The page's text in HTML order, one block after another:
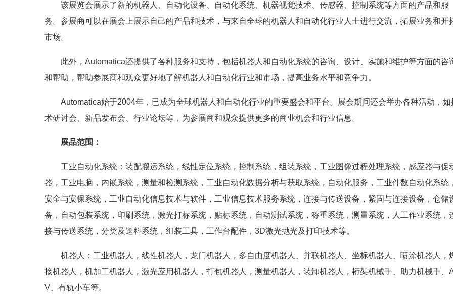
该展览会展示了新的机器人、自动化设备、自动化系统、机器视觉技术、传感器、控制系统等方面的产品和服
务。参展商可以在展会上展示自己的产品和技术，与来自全球的机器人和自动化行业人士进行交流，拓展业务和开
市场。
此外，Automatica还提供了各种服务和支持，包括机器人和自动化系统的咨询、设计、实施和维护等方面的咨
和帮助，帮助参展商和观众更好地了解机器人和自动化行业和市场，提高业务水平和竞争力。
Automatica始于2004年，已成为全球机器人和自动化行业的重要盛会和平台。展会期间还会举办各种活动，如
术研讨会、新品发布会、行业论坛等，为参展商和观众提供更多的商业机会和行业信息。
展品范围：
工业自动化系统：装配搬运系统，线性定位系统，控制系统，组装系统，工业图像过程处理系统，感应器与促
器，工业电脑，内嵌系统，测量和检测系统，工业自动化数据分析与获取系统，自动化服务，工业件数自动化系统，
安全与安保系统，工业自动化信息技术与软件，工业信息技术服务系统，连接与传送设备，紧固与连接设备，仓储
备，自动包装系统，印刷系统，激光打标系统，贴标系统，自动测试系统，称重系统，测量系统，人工作业系统，
接与传送系统，分类及送料系统，组装工具，工作台配件，3D激光抛光及打印技术等。
机器人：工业机器人，线性机器人，龙门机器人，多自由度机器人、并联机器人、坐标机器人、喷涂机器人，
接机器人，机加工机器人，激光应用机器人，打包机器人，测量机器人，装卸机器人，桁架机械手、助力机械手、
V、有轨小车等。